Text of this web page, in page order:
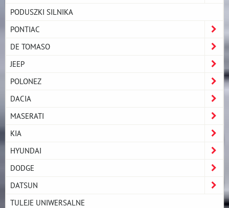
PODUSZKI SILNIKA
PONTIAC
DE TOMASO
JEEP
POLONEZ
DACIA
MASERATI
KIA
HYUNDAI
DODGE
DATSUN
TULEJE UNIWERSALNE